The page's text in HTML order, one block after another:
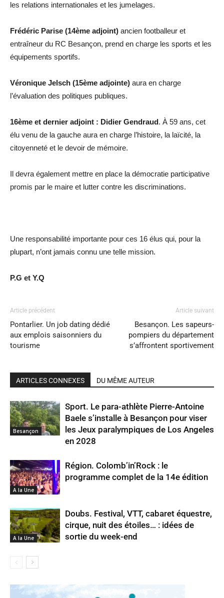
les relations internationales et les jumelages.
Frédéric Parise (14ème adjoint) ancien footballeur et
entraîneur du RC Besançon, prend en charge les sports et les
équipements sportifs.
Véronique Jelsch (15ème adjointe) aura en charge
l’évaluation des politiques publiques.
16ème et dernier adjoint : Didier Gendraud. À 59 ans, cet
élu venu de la gauche aura en charge l’histoire, la laïcité, la
citoyenneté et le devoir de mémoire.
Il devra également mettre en place la démocratie participative
promis par le maire et lutter contre les discriminations.
Une responsabilité importante pour ces 16 élus qui, pour la
plupart, n’ont jamais connu une telle mission.
P.G et Y.Q
Article précédent
Pontarlier. Un job dating dédié
aux emplois saisonniers du
tourisme
Article suivant
Besançon. Les sapeurs-
pompiers du département
s’affrontent sportivement
ARTICLES CONNEXES DU MÊME AUTEUR
Besançon
Sport. Le para-athlète Pierre-Antoine
Baele s’installe à Besançon pour viser
les Jeux paralympiques de Los Angeles
en 2028
A la Une
Région. Colomb’in’Rock : le
programme complet de la 14e édition
A la Une
Doubs. Festival, VTT, cabaret équestre,
cirque, nuit des étoiles… : idées de
sortie du week-end